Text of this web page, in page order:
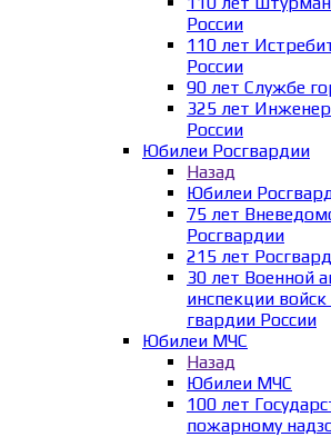
России
110 лет
России
90 лет Службе
325 лет
России
Юбилеи Росгвардии
Назад
Юбилеи
75 лет
Росгвардии
215 лет
30 лет Военной
инспекции
гвардии России
Юбилеи МЧС
Назад
Юбилеи МЧС
100 лет
пожарному